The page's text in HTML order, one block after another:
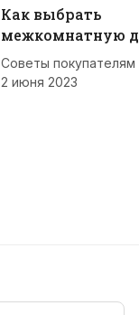
Как выбрать
межкомнатную
Советы покупателям
2 июня 2023